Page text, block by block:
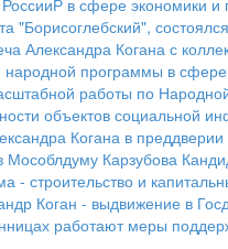
в сфере экономики
"Борисоглебский",
Александра Когана с
народной программы в сфере
работы по
объектов социальной
Когана в
Мособлдуму Карзубова
- строительство и
Коган - выдвижение в
работают меры